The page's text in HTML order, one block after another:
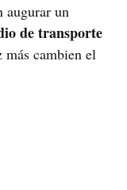
augurar un
de transporte
más cambien el